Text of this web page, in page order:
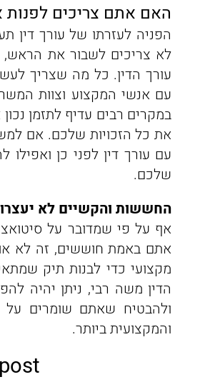
האם אתם צריכים לפנות
הפניה לעזרתו של עורך דין
לא צריכים לשבור את הראש,
עורך הדין. כל מה שצריך
עם אנשי המקצוע וצוות
במקרים רבים עדיף לתזמן
את כל הזכויות שלכם. אם
עם עורך דין לפני כן ואפילו
שלכם.
החששות והקשיים לא
אף על פי שמדובר על
אתם באמת חוששים, זה לא
מקצועי כדי לבנות תיק
הדין משה רבי, ניתן יהיה
ולהבטיח שאתם שומרים על
והמקצועית ביותר.